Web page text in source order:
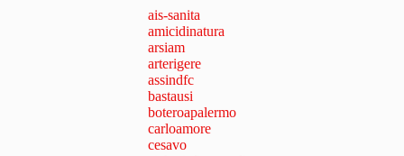
ais-sanita
amicidinatura
arsiam
arterigere
assindfc
bastausi
boteroapalermo
carloamore
cesavo